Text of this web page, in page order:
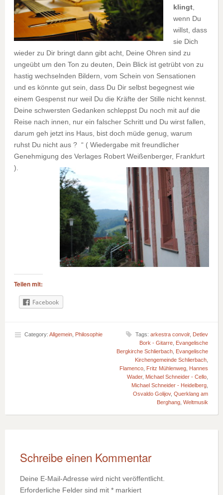
klingt
wenn Du
willst, dass
sie Dich
wieder zu Dir bringt dann gibt acht, Deine Ohren sind zu
ungeübt um den Ton zu deuten, Dein Blick ist getrübt von zu
hastig wechselnden Bildern, vom Schein von Sensationen
und es könnte gut sein, dass Du Dir selbst begegnest wie
einem Gespenst nur weil Du die Kräfte der Stille nicht kennst.
Deine schwersten Gedanken schleppst Du noch mit auf die
Reise nach innen, nur ein falscher Schritt und Du wirst fallen,
darum geh jetzt ins Haus, bist doch müde genug, warum
ruhst Du nicht aus ? “ ( Wiedergabe mit freundlicher
Genehmigung des Verlages Robert Weißenberger, Frankfurt
).
Teilen mit:
Facebook
Category: Allgemein Philosophie Tags: arkestra convolr, Detlev
Bork - Gitarre Evangelische
Bergkirche Schlierbach Evangelische
Kirchengemeinde Schlierbach
Flamenco Fritz Mühlenweg Hannes
Wader, Michael Schneider - Cello
Michael Schneider - Heidelberg
Osvaldo Golijov, Querklang am
Berghang Weltmusik
Schreibe einen Kommentar
Deine E-Mail-Adresse wird nicht veröffentlicht.
Erforderliche Felder sind mit * markiert